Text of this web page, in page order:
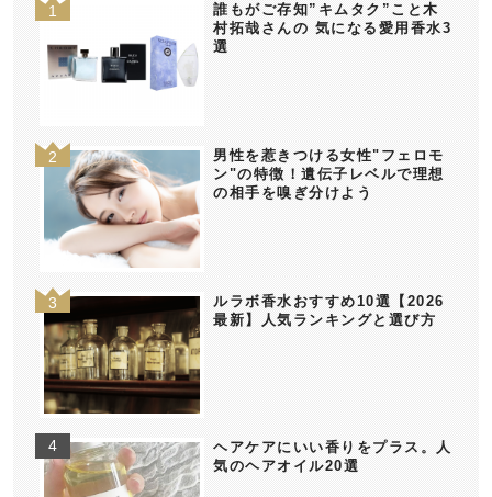
誰もがご存知”キムタク”こと木
村拓哉さんの 気になる愛用香水3
選
男性を惹きつける女性"フェロモ
ン"の特徴！遺伝子レベルで理想
の相手を嗅ぎ分けよう
ルラボ香水おすすめ10選【2026
最新】人気ランキングと選び方
ヘアケアにいい香りをプラス。人
気のヘアオイル20選